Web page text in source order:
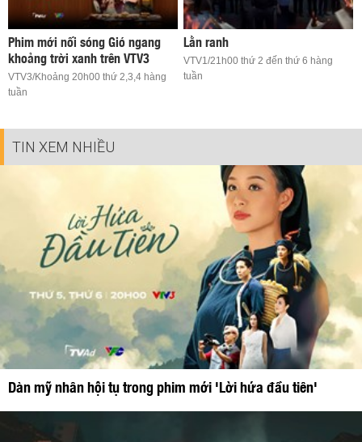
Phim mới nối sóng Gió ngang
khoảng trời xanh trên VTV3
VTV3/Khoảng 20h00 thứ 2,3,4 hàng
tuần
Lằn ranh
VTV1/21h00 thứ 2 đến thứ 6 hàng
tuần
TIN XEM NHIỀU
Dàn mỹ nhân hội tụ trong phim mới 'Lời hứa đầu tiên'